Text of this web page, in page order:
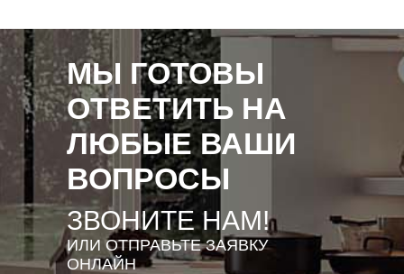
МЫ ГОТОВЫ
ОТВЕТИТЬ НА
ЛЮБЫЕ ВАШИ
ВОПРОСЫ
ЗВОНИТЕ НАМ!
ИЛИ ОТПРАВЬТЕ ЗАЯВКУ
ОНЛАЙН